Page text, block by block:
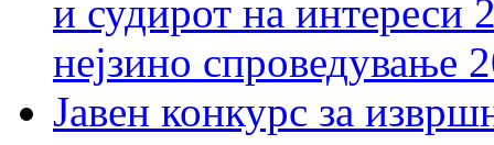
и судирот на интереси
нејзино спроведување
Јавен конкурс за